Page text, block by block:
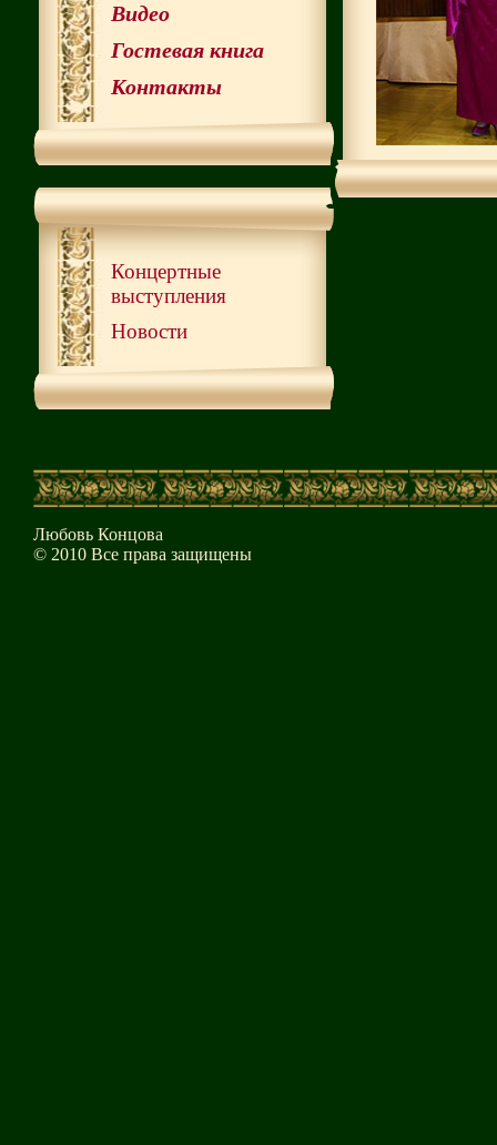
Видео
Гостевая книга
Контакты
Концертные
выступления
Новости
Любовь Концова
© 2010 Все права защищены